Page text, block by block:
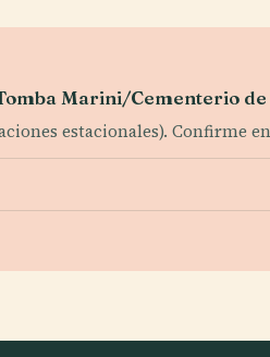
Marini/Cementerio
estacionales). Confirme